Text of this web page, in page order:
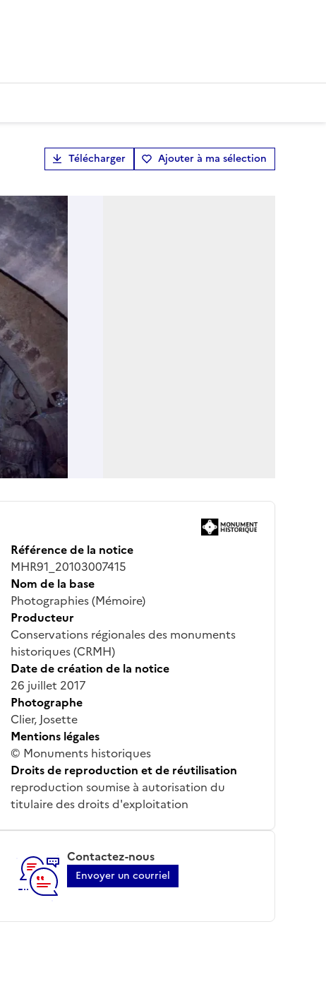
Télécharger Ajouter à ma sélection
Référence de la notice
MHR91_20103007415
Nom de la base
Photographies (Mémoire)
Producteur
Conservations régionales des monuments
historiques (CRMH)
Date de création de la notice
26 juillet 2017
Photographe
Clier, Josette
Mentions légales
© Monuments historiques
Droits de reproduction et de réutilisation
reproduction soumise à autorisation du
titulaire des droits d'exploitation
Contactez-nous
Envoyer un courriel